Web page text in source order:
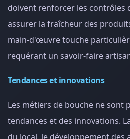
doivent renforcer les contrôles
assurer la fraîcheur des
main-d'œuvre touche
requérant un savoir-faire
Tendances et innovations
Les métiers de bouche ne sont
tendances et des innovations.
du local, le développement des